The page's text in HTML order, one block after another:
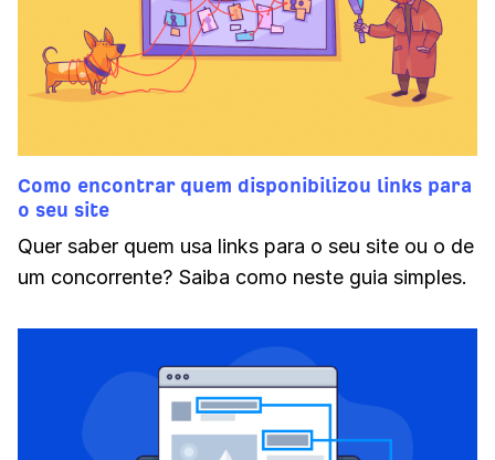
Como encontrar quem disponibilizou links para
o seu site
Quer saber quem usa links para o seu site ou o de
um concorrente? Saiba como neste guia simples.